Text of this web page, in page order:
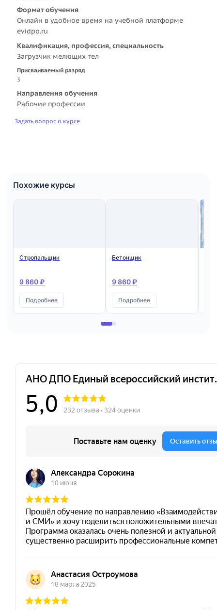
Формат обучения
Онлайн в удобное время на учебной платформе
evidpo.ru
Квалификация, профессия, специальность
Загрузчик мелющих тел
Присваиваемый разряд
3
Направления обучения
Рабочие профессии
Задать вопрос о курсе
Похожие курсы
Стропальщик
9 860 ₽
Подробнее
Бетонщик
9 860 ₽
Подробнее